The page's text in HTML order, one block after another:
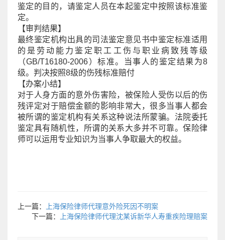
鉴定的目的，请鉴定人员在本起鉴定中按照该标准鉴
定。
【审判结果】
最终鉴定机构出具的司法鉴定意见书中鉴定标准适用
的是劳动能力鉴定职工工伤与职业病致残等级
（GB/T16180-2006）标准。当事人的鉴定结果为8
级。判决按照8级的伤残标准赔付
【办案小结】
对于人身方面的意外伤害险，被保险人受伤以后的伤
残评定对于赔偿金额的影响非常大，很多当事人都会
被所谓的鉴定机构有关系这种说法所蒙骗。法院委托
鉴定具有随机性，所谓的关系大多并不可靠。保险律
师可以运用专业知识为当事人争取最大的权益。
上一篇：
上海保险律师代理意外险死因不明案
下一篇：
上海保险律师代理沈某诉新华人寿重疾险理赔案